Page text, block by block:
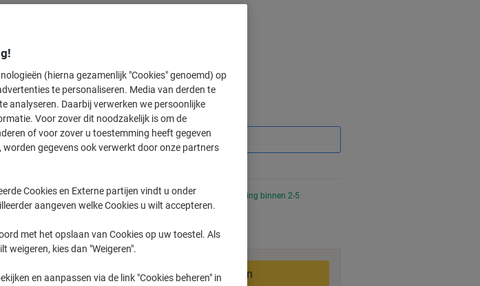
€ 53,83 Incl. btw
Aantal Excl. btw
1Doos € 48,49
Momenteel op voorraad Vóór 17:00 uur besteld, bezorging binnen 2-5
werkdagen
Verzonden door externe leverancier
In winkelwagen
(hierna gezamenlijk "Cookies" genoemd) op
te personaliseren. Media van derden te
analyseren. Daarbij verwerken we persoonlijke
Voor zover dit noodzakelijk is om de
of voor zover u toestemming heeft gegeven
gegevens ook verwerkt door onze partners
Cookies en Externe partijen vindt u onder
aangeven welke Cookies u wilt accepteren.
met het opslaan van Cookies op uw toestel. Als
weigeren, kies dan "Weigeren".
en aanpassen via de link "Cookies beheren" in